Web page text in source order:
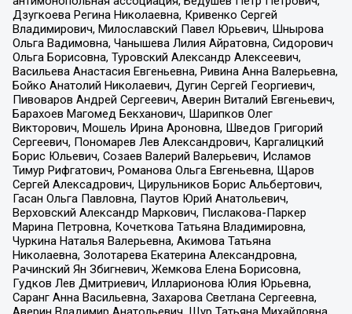
Дзугкоева Регина Николаевна, Кривенко Сергей
Владимирович, Милославский Павел Юрьевич, Шнырова
Ольга Вадимовна, Чанышева Лилия Айратовна, Сидорович
Ольга Борисовна, Туровский Александр Алексеевич,
Васильева Анастасия Евгеньевна, Ривина Анна Валерьевна,
Бойко Анатолий Николаевич, Дугин Сергей Георгиевич,
Пивоваров Андрей Сергеевич, Аверин Виталий Евгеньевич,
Барахоев Магомед Бекханович, Шарипков Олег
Викторович, Мошель Ирина Ароновна, Шведов Григорий
Сергеевич, Пономарев Лев Александрович, Каргалицкий
Борис Юльевич, Созаев Валерий Валерьевич, Исламов
Тимур Рифгатович, Романова Ольга Евгеньевна, Щаров
Сергей Алексадрович, Цирульников Борис Альбертович,
Гасан Ольга Павловна, Паутов Юрий Анатольевич,
Верховский Александр Маркович, Пислакова-Паркер
Марина Петровна, Кочеткова Татьяна Владимировна,
Чуркина Наталья Валерьевна, Акимова Татьяна
Николаевна, Золотарева Екатерина Александровна,
Рачинский Ян Збигневич, Жемкова Елена Борисовна,
Гудков Лев Дмитриевич, Илларионова Юлия Юрьевна,
Саранг Анна Васильевна, Захарова Светлана Сергеевна,